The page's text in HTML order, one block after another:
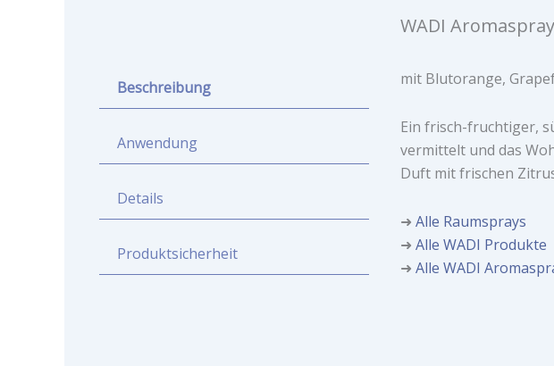
WADI
Beschreibung
Anwendung
Details
Produktsicherheit
mit Blutorange,
Ein frisch-fruchtiger,
vermittelt und das
Duft mit frischen
➜ Alle Raumsprays
➜ Alle WADI Produkte
➜ Alle WADI